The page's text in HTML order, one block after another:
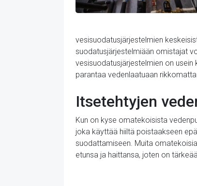
vesisuodatusjärjestelmien
suodatusjärjestelmiään omistajat
vesisuodatusjärjestelmien on usein
parantaa vedenlaatuaan
Itsetehtyjen
Kun on kyse omatekoisista
joka käyttää hiiltä poistaakseen
suodattamiseen. Muita
etunsa ja haittansa, joten on